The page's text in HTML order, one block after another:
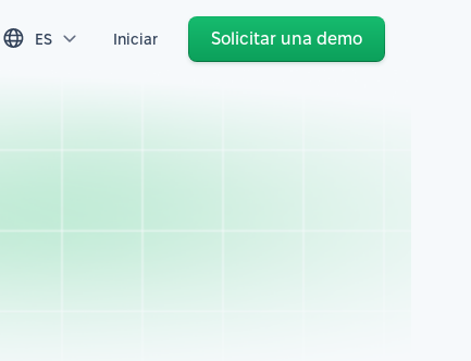
ES Iniciar Solicitar una demo